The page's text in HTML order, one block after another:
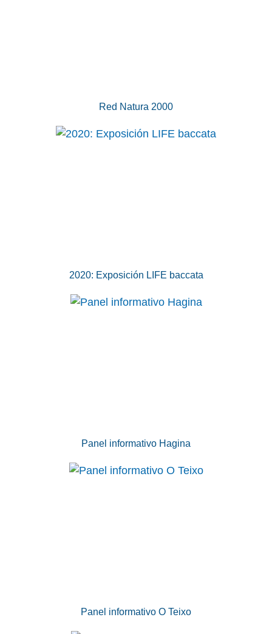
Red Natura 2000
2020: Exposición LIFE baccata
Panel informativo Hagina
Panel informativo O Teixo